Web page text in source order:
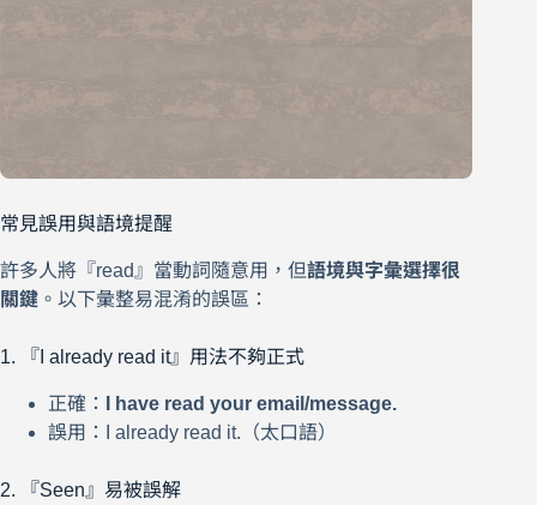
常見誤用與語境提醒
許多人將『read』當動詞隨意用，但語境與字彙選擇很
關鍵 。以下彙整易混淆的誤區：
1. 『I already read it』用法不夠正式
正確：
I have read your email/message.
誤用：I already read it.（太口語）
2. 『Seen』易被誤解